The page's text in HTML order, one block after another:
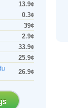
13.9¢
0.3¢
39¢
2.9¢
33.9¢
25.9¢
26.9¢